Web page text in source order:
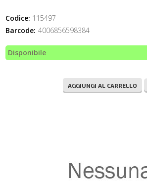
Codice: 115497
Barcode: 4006856598384
Disponibile
AGGIUNGI AL CARRELLO